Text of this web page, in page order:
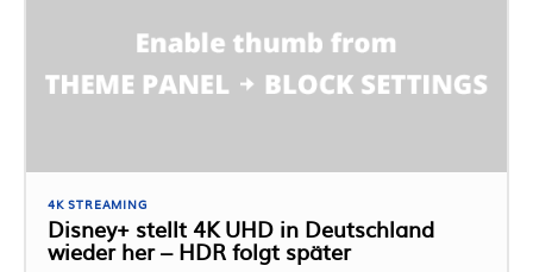
4K STREAMING
Disney+ stellt 4K UHD in Deutschland
wieder her – HDR folgt später